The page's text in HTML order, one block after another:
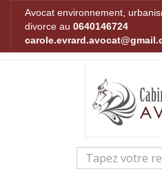
Avocat environnement,
divorce au 0640146724